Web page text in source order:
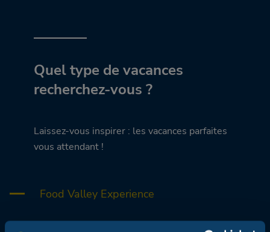
Quel type de vacances
recherchez-vous ?
Laissez-vous inspirer : les vacances parfaites
vous attendant !
Food Valley Experience